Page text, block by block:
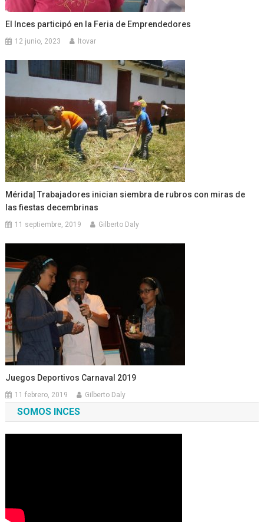
El Inces participó en la Feria de Emprendedores
12 junio, 2023 ltovar
Mérida| Trabajadores inician siembra de rubros con miras de
las fiestas decembrinas
11 septiembre, 2019 Gilberto Daly
Juegos Deportivos Carnaval 2019
11 febrero, 2019 Gilberto Daly
SOMOS INCES